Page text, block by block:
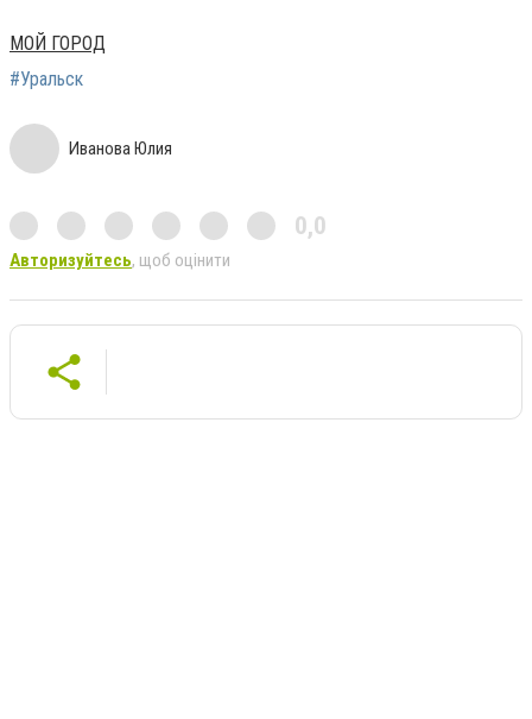
МОЙ ГОРОД
#Уральск
Иванова Юлия
0,0
Авторизуйтесь, щоб оцінити